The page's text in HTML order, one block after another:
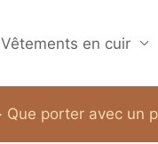
Vêtements en cuir
Que porter avec un